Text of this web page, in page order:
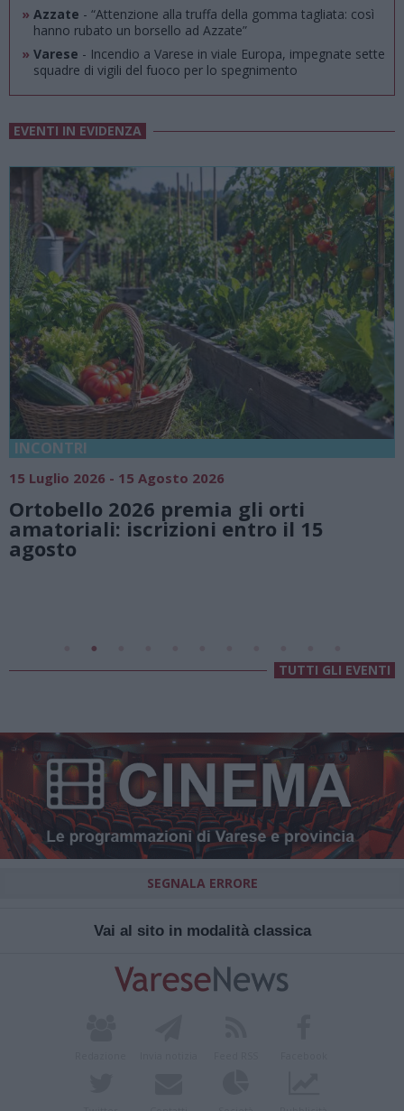
» Azzate - “Attenzione alla truffa della gomma tagliata: così
hanno rubato un borsello ad Azzate”
» Varese - Incendio a Varese in viale Europa, impegnate sette
squadre di vigili del fuoco per lo spegnimento
EVENTI IN EVIDENZA
18 Luglio 2026 - 15 Agosto 2026
Vivi l’estate a Villa Fogazzaro Roi. Tra
natura e atmosfere senza tempo sul
Lago di Lugano
Valsolda
TUTTI GLI EVENTI
SEGNALA ERRORE
Vai al sito in modalità classica